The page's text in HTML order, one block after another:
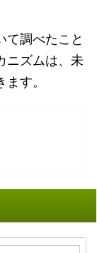
て調べたこと
ニズムは、未
す。